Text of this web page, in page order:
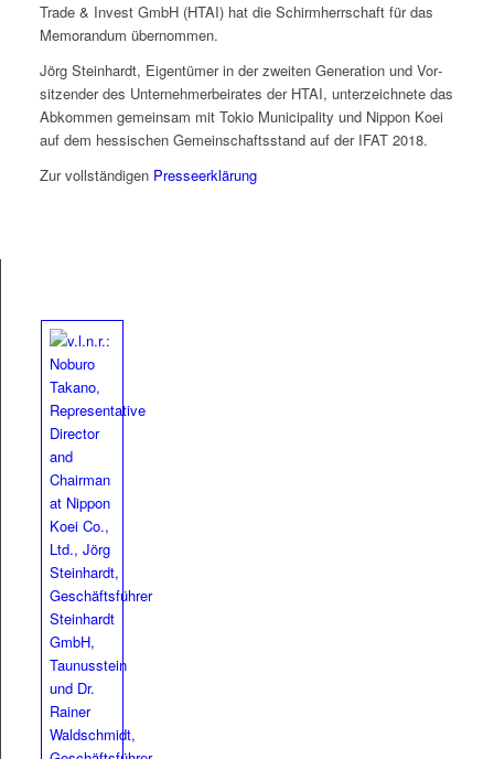
Trade & Invest GmbH (HTAI) hat die Schirmherrschaft für das
Mem­o­ran­dum übernommen.
Jörg Stein­hardt, Eigen­tümer in der zweit­en Gen­er­a­tion und Vor­
sitzen­der des Unternehmer­beirates der HTAI, unterze­ich­nete das
Abkom­men gemein­sam mit Tokio Munic­i­pal­i­ty und Nip­pon Koei
auf dem hes­sis­chen Gemein­schafts­stand auf der IFAT 2018.
Zur voll­ständi­gen Presseerk­lärung